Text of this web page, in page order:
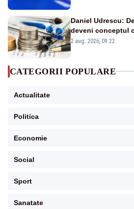
Daniel Udrescu:
deveni conceptul
viitoare?
2 aug. 2026, 09:22
CATEGORII POPULARE
Actualitate
Politica
Economie
Social
Sport
Sanatate